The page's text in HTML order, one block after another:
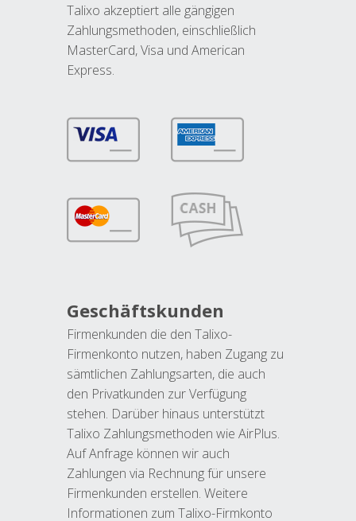
Talixo akzeptiert alle gängigen
Zahlungsmethoden, einschließlich
MasterCard, Visa und American
Express.
Geschäftskunden
Firmenkunden die den Talixo-
Firmenkonto nutzen, haben Zugang zu
sämtlichen Zahlungsarten, die auch
den Privatkunden zur Verfügung
stehen. Darüber hinaus unterstützt
Talixo Zahlungsmethoden wie AirPlus.
Auf Anfrage können wir auch
Zahlungen via Rechnung für unsere
Firmenkunden erstellen. Weitere
Informationen zum Talixo-Firmkonto